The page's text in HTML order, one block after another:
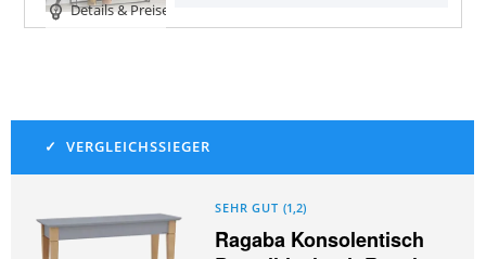
Details & Preise
SEHR GUT (1,2)
Ragaba Konsolentisch